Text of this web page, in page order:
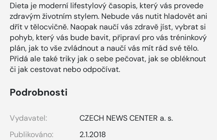
Dieta je moderní lifestylový časopis, který vás provede
zdravým životním stylem. Nebude vás nutit hladovět ani
dřít v tělocvičně. Naopak naučí vás zdravě jíst, vybrat si
pohyb, který vás bude bavit, připraví pro vás tréninkový
plán, jak to vše zvládnout a naučí vás mít rád své tělo.
Přidá ale také triky jak o sebe pečovat, jak se obléknout
či jak cestovat nebo odpočívat.
Podrobnosti
Vydavatel:
CZECH NEWS CENTER a. s.
Publikováno:
2.1.2018